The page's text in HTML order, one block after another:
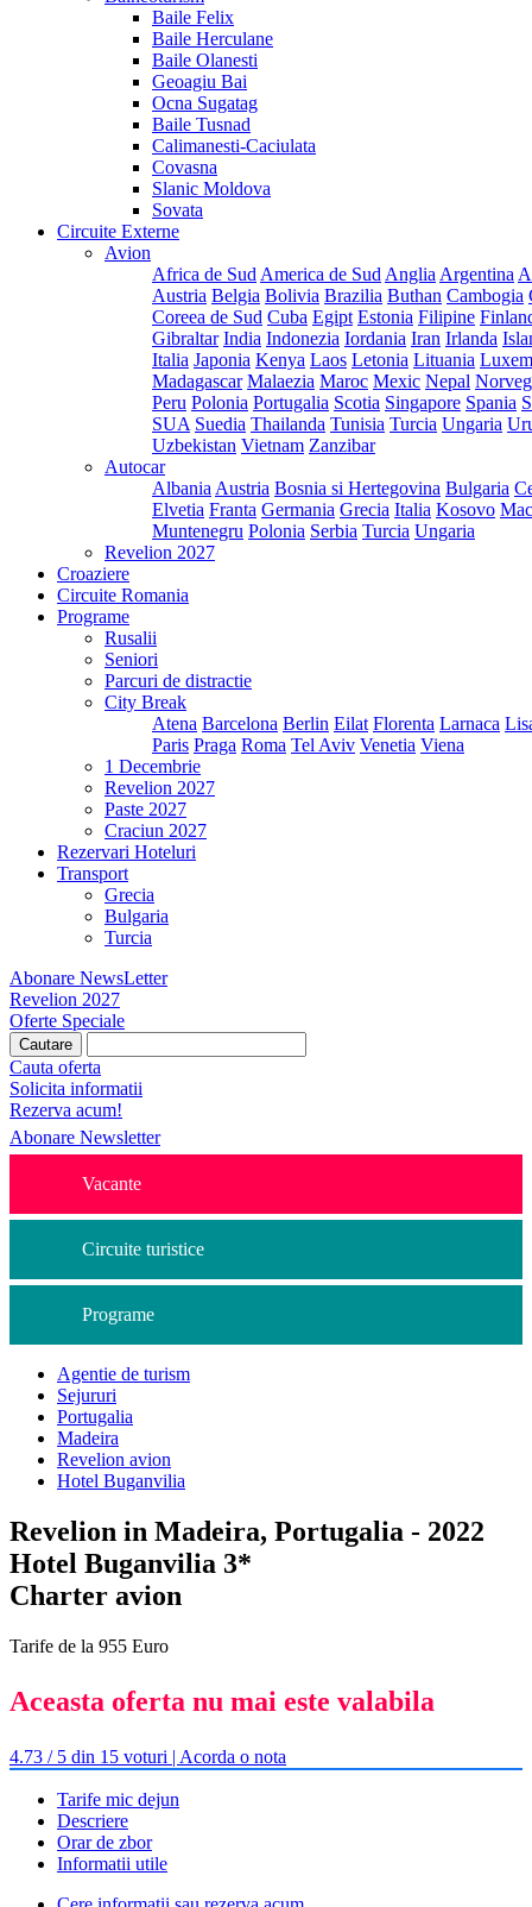
Baile Felix
Baile Herculane
Baile Olanesti
Geoagiu Bai
Ocna Sugatag
Baile Tusnad
Calimanesti-Caciulata
Covasna
Slanic Moldova
Sovata
Circuite Externe
Avion
Africa de Sud America de Sud Anglia Argentina
Austria Belgia Bolivia Brazilia Buthan Cambogia
Coreea de Sud Cuba Egipt Estonia Filipine
Gibraltar India Indonezia Iordania Iran Irlanda
Italia Japonia Kenya Laos Letonia Lituania
Madagascar Malaezia Maroc Mexic Nepal
Peru Polonia Portugalia Scotia Singapore Spania
SUA Suedia Thailanda Tunisia Turcia Ungaria
Uzbekistan Vietnam Zanzibar
Autocar
Albania Austria Bosnia si Hertegovina Bulgaria
Elvetia Franta Germania Grecia Italia Kosovo
Muntenegru Polonia Serbia Turcia Ungaria
Revelion 2027
Croaziere
Circuite Romania
Programe
Rusalii
Seniori
Parcuri de distractie
City Break
Atena Barcelona Berlin Eilat Florenta Larnaca
Paris Praga Roma Tel Aviv Venetia Viena
1 Decembrie
Revelion 2027
Paste 2027
Craciun 2027
Rezervari Hoteluri
Transport
Grecia
Bulgaria
Turcia
Abonare NewsLetter
Revelion 2027
Oferte Speciale
Cauta oferta
Solicita informatii
Rezerva acum!
Abonare Newsletter
Vacante
Circuite turistice
Programe
Agentie de turism
Sejururi
Portugalia
Madeira
Revelion avion
Hotel Buganvilia
Revelion in Madeira, Portugalia - 2022
Hotel Buganvilia 3*
Charter avion
Tarife de la 955 Euro
Aceasta oferta nu mai este valabila
4.73 / 5 din 15 voturi | Acorda o nota
Tarife mic dejun
Descriere
Orar de zbor
Informatii utile